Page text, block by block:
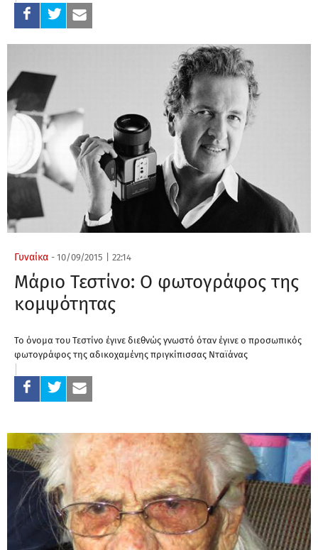
Γυναίκα - 10/09/2015 22:14
Μάριο Τεστίνο: Ο φωτογράφος της
κομψότητας
Το όνοµα του Τεστίνο έγινε διεθνώς γνωστό όταν έγινε ο προσωπικός
φωτογράφος της αδικοχαµένης πριγκίπισσας Νταϊάνας